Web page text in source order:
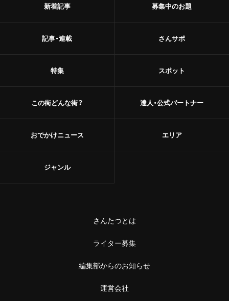
新着記事
記事・連載
特集
この街どんな街？
おでかけニュース
募集中のお題
さんサポ
スポット
達人・公式パートナー
エリア
ジャンル
さんたつとは
ライター募集
編集部からのお知らせ
運営会社